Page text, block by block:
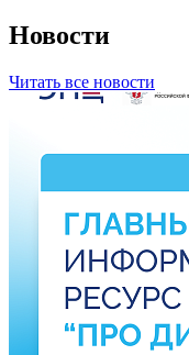
Новости
Читать все новости